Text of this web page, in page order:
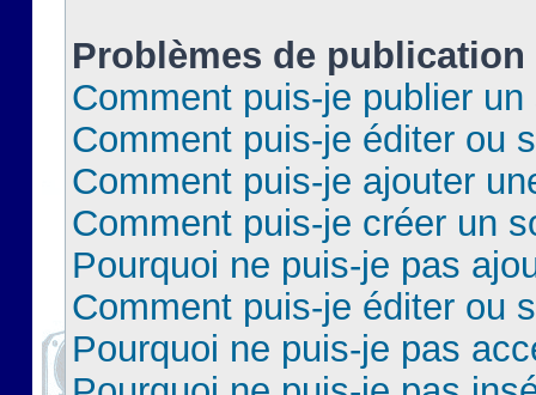
Problèmes de publication
Comment puis-je publier
Comment puis-je éditer ou
Comment puis-je ajouter
Comment puis-je créer un
Pourquoi ne puis-je pas
Comment puis-je éditer ou
Pourquoi ne puis-je pas